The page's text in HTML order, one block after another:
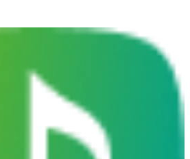
Générateur de Paroles IA
Générateur de Voix de Chant IA